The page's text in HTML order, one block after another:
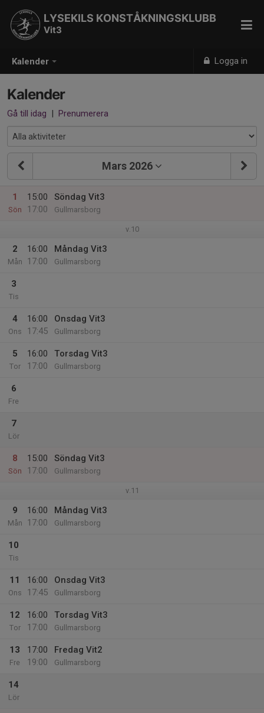
Kalender Logga in
LYSEKILS KONSTÅKNINGSKLUBB
Vit3
Kalender
Gå till idag | Prenumerera
Mars 2026
1
Sön
15:00
17:00
Söndag Vit3
Gullmarsborg
v.10
2
Mån
16:00
17:00
Måndag Vit3
Gullmarsborg
3
Tis
4
Ons
16:00
17:45
Onsdag Vit3
Gullmarsborg
5
Tor
16:00
17:00
Torsdag Vit3
Gullmarsborg
6
Fre
7
Lör
8
Sön
15:00
17:00
Söndag Vit3
Gullmarsborg
v.11
9
Mån
16:00
17:00
Måndag Vit3
Gullmarsborg
10
Tis
11
Ons
16:00
17:45
Onsdag Vit3
Gullmarsborg
12
Tor
16:00
17:00
Torsdag Vit3
Gullmarsborg
13
Fre
17:00
19:00
Fredag Vit2
Gullmarsborg
14
Lör